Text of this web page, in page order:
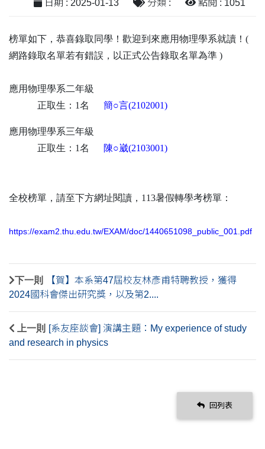
日期 : 2025-01-13 分類 : 點閱 : 1051
榜單如下，恭喜錄取同學！歡迎到來應用物理學系就讀！(
網路錄取名單若有錯誤，以正式公告錄取名單為準 )
應用物理學系二年級
正取生：1名
簡○言(2102001)
應用物理學系三年級
正取生：1名
陳○崴(2103001)
全校榜單，請至下方網址閱讀，113暑假轉學考榜單：
https://exam2.thu.edu.tw/EXAM/doc/1440651098_public_001.pdf
下一則
【賀】本系第47屆校友林彥甫特聘教授，獲得
2024國科會傑出研究獎，以及第2....
上一則
[系友座談會] 演講主題：My experience of study
and research in physics
回列表